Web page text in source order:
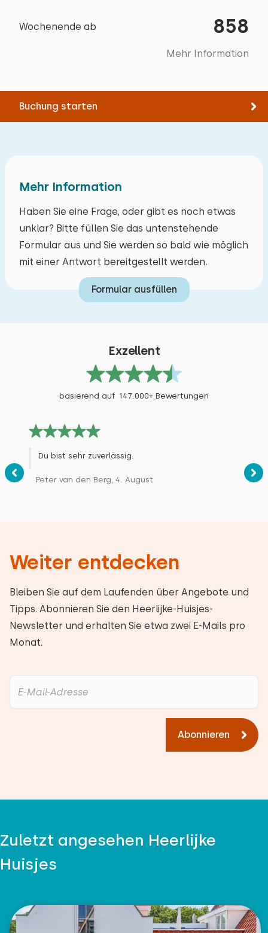
Wochenende ab 858
Mehr Information
Buchung starten
Bett: Einzel
Mehr Information
Haben Sie eine Frage, oder gibt es noch etwas
unklar? Bitte füllen Sie das untenstehende
Formular aus und Sie werden so bald wie möglich
mit einer Antwort bereitgestellt werden.
Formular ausfüllen
Exzellent
basierend auf 147.000+ Bewertungen
Du bist sehr zuverlässig.
Peter van den Berg, 4. August
Weiter entdecken
Bleiben Sie auf dem Laufenden über Angebote und
Tipps. Abonnieren Sie den Heerlijke-Huisjes-
Newsletter und erhalten Sie etwa zwei E-Mails pro
Monat.
Abonnieren
Zuletzt angesehen Heerlijke
Huisjes